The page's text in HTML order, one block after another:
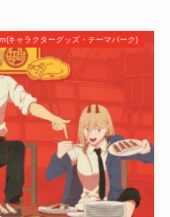
キャラクターグッズ・テーマパーク)